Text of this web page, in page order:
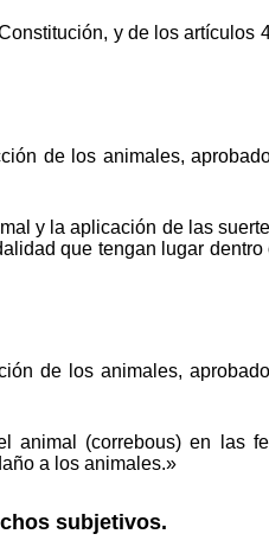
y de los artículos
de los animales,
y la aplicación de las
que tengan lugar dentro
de los animales,
animal (correbous) en las
a los animales.»
subjetivos.